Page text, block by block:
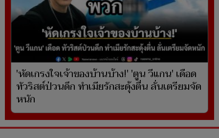
'หัดเกรงใจเจ้าของบ้านบ้าง!' 'ตูน วีแกน' เดือด
ทัวริสต์ป่วนดึก ทำเมียรักสะดุ้งตื่น ลั่นเตรียมจัด
หนัก